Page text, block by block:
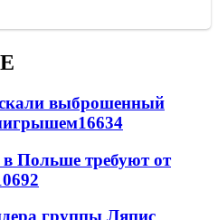
выброшенный
16634
в Польше требуют от